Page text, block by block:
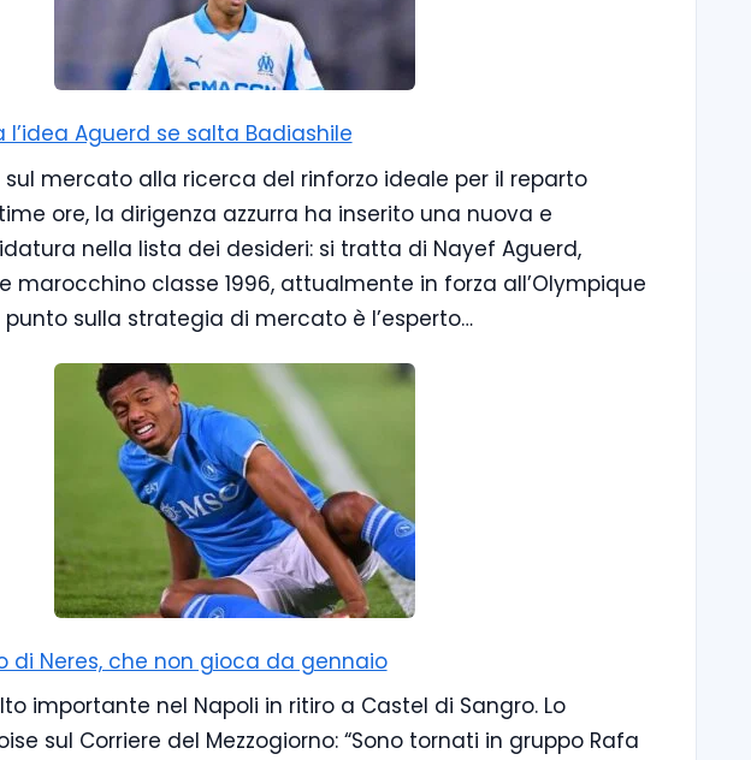
l’idea Aguerd se salta Badiashile
mercato alla ricerca del rinforzo ideale per il reparto
ore, la dirigenza azzurra ha inserito una nuova e
nella lista dei desideri: si tratta di Nayef Aguerd,
marocchino classe 1996, attualmente in forza all’Olympique
punto sulla strategia di mercato è l’esperto…
di Neres, che non gioca da gennaio
importante nel Napoli in ritiro a Castel di Sangro. Lo
sul Corriere del Mezzogiorno: “Sono tornati in gruppo Rafa